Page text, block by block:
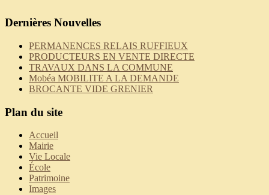
Dernières Nouvelles
PERMANENCES RELAIS RUFFIEUX
PRODUCTEURS EN VENTE DIRECTE
TRAVAUX DANS LA COMMUNE
Mobéa MOBILITE A LA DEMANDE
BROCANTE VIDE GRENIER
Plan du site
Accueil
Mairie
Vie Locale
École
Patrimoine
Images